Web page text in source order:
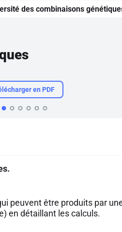
des combinaisons
en PDF
peuvent être produits par
en détaillant les calculs.